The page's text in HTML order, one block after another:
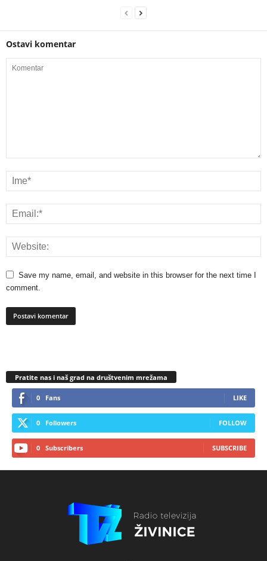
Ostavi komentar
Save my name, email, and website in this browser for the next time I
comment.
Pratite nas i naš grad na društvenim mrežama
0 Fans LIKE
0 Followers FOLLOW
0 Subscribers SUBSCRIBE